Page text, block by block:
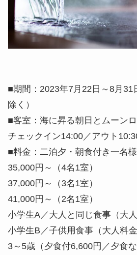
■期間：2023年7月22日～8月31
除く）
■客室：海に昇る朝日とムーン
チェックイン14:00／アウト
■料金：二泊夕・朝食付き一名様
35,000円～（4名1室）
37,000円～（3名1室）
41,000円～（2名1室）
小学生A／大人と同じ食事（大人
小学生B／子供用食事（大人料金
3～5歳（夕食付6,600円／夕食な